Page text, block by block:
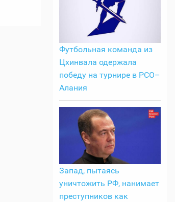
Футбольная команда из
Цхинвала одержала
победу на турнире в РСО–
Алания
Запад, пытаясь
уничтожить РФ, нанимает
преступников как